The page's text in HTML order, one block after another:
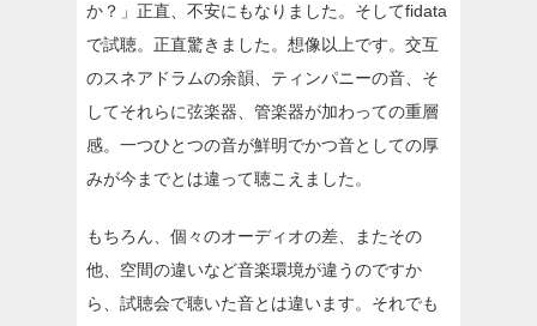
か？」正直、不安にもなりました。そしてfidata
で試聴。正直驚きました。想像以上です。交互
のスネアドラムの余韻、ティンパニーの音、そ
してそれらに弦楽器、管楽器が加わっての重層
感。一つひとつの音が鮮明でかつ音としての厚
みが今までとは違って聴こえました。
もちろん、個々のオーディオの差、またその
他、空間の違いなど音楽環境が違うのですか
ら、試聴会で聴いた音とは違います。それでも